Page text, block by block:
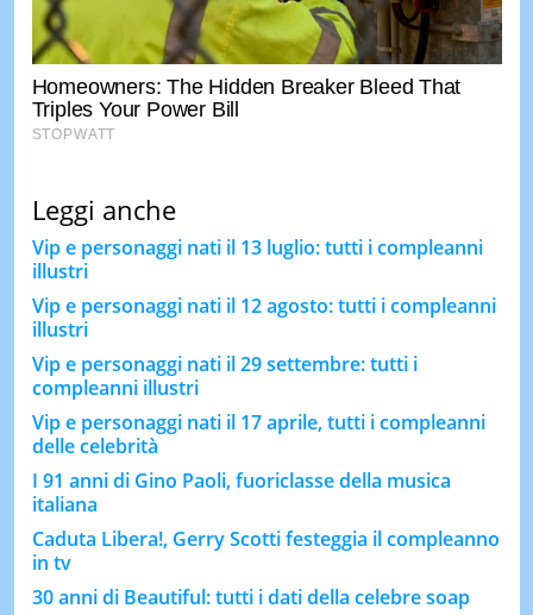
Leggi anche
Vip e personaggi nati il 13 luglio: tutti i compleanni
illustri
Vip e personaggi nati il 12 agosto: tutti i compleanni
illustri
Vip e personaggi nati il 29 settembre: tutti i
compleanni illustri
Vip e personaggi nati il 17 aprile, tutti i compleanni
delle celebrità
I 91 anni di Gino Paoli, fuoriclasse della musica
italiana
Caduta Libera!, Gerry Scotti festeggia il compleanno
in tv
30 anni di Beautiful: tutti i dati della celebre soap